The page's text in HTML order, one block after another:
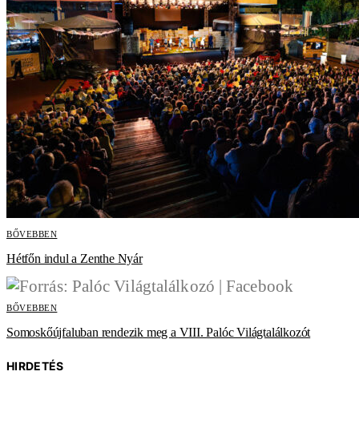
BŐVEBBEN
Hétfőn indul a Zenthe Nyár
BŐVEBBEN
Somoskőújfaluban rendezik meg a VIII. Palóc Világtalálkozót
HIRDETÉS